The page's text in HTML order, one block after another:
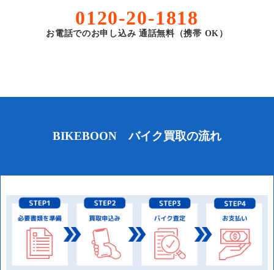
0120-20-1818
お電話でのお申し込み 通話無料（携帯 OK）
BIKEBOON バイク買取の流れ